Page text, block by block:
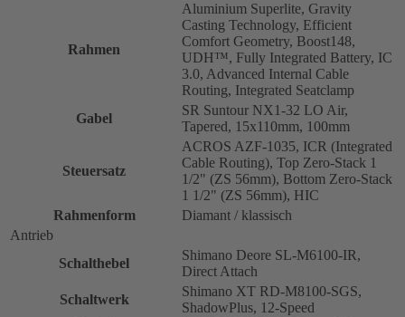
Rahmen
Aluminium Superlite, Gravity
Casting Technology, Efficient
Comfort Geometry, Boost148,
UDH™, Fully Integrated Battery, IC
3.0, Advanced Internal Cable
Routing, Integrated Seatclamp
Gabel
SR Suntour NX1-32 LO Air,
Tapered, 15x110mm, 100mm
Steuersatz
ACROS AZF-1035, ICR (Integrated
Cable Routing), Top Zero-Stack 1
1/2" (ZS 56mm), Bottom Zero-Stack
1 1/2" (ZS 56mm), HIC
Rahmenform
Diamant / klassisch
Antrieb
Schalthebel
Shimano Deore SL-M6100-IR,
Direct Attach
Schaltwerk
Shimano XT RD-M8100-SGS,
ShadowPlus, 12-Speed